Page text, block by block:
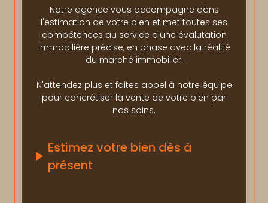
Notre agence vous accompagne dans
l'estimation de votre bien et met toutes ses
compétences au service d'une évalutation
immobilière précise, en phase avec la réalité
du marché immobilier.
N'attendez plus et faites appel à notre équipe
pour concrétiser la vente de votre bien par
nos soins.
Estimez votre bien dès à
présent